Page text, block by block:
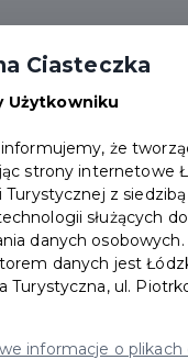
Login/
Karta Łodzianina
Ciasteczka
Użytkowniku
że
strony internetowe
Turystycznej z
służących
danych osobowych.
danych jest
Turystyczna, ul.
informacje o plikach